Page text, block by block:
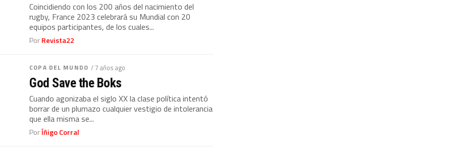
Coincidiendo con los 200 años del nacimiento del
rugby, France 2023 celebrará su Mundial con 20
equipos participantes, de los cuales...
PorRevista22
COPA DEL MUNDO / 7 años ago
God Save the Boks
Cuando agonizaba el siglo XX la clase política intentó
borrar de un plumazo cualquier vestigio de intolerancia
que ella misma se...
PorÍñigo Corral